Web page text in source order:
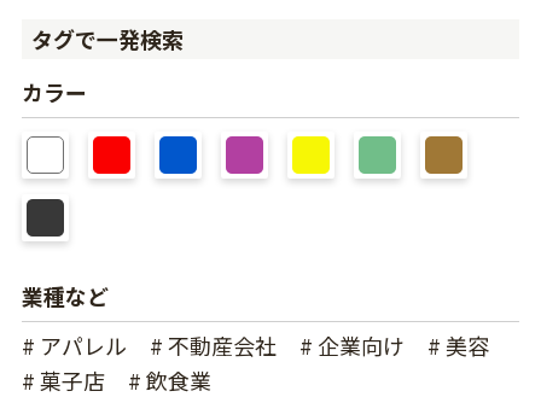
タグで一発検索
カラー
業種など
# アパレル
# 不動産会社 # 企業向け
# 美容
# 菓子店
# 飲食業